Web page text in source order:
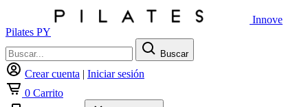
Innove
Pilates PY
Buscar
Crear cuenta | Iniciar sesión
0 Carrito